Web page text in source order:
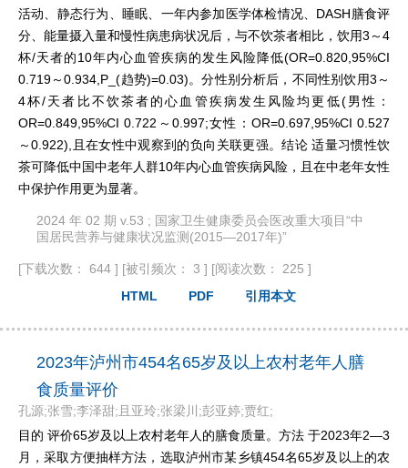
活动、静态行为、睡眠、一年内参加医学体检情况、DASH膳食评
分、能量摄入量和慢性病患病状况后，与不饮茶者相比，饮用3～4
杯/天者的10年内心血管疾病的发生风险降低(OR=0.820,95%CI
0.719～0.934,P_(趋势)=0.03)。分性别分析后，不同性别饮用3～
4杯/天者比不饮茶者的心血管疾病发生风险均更低(男性：
OR=0.849,95%CI 0.722～0.997;女性：OR=0.697,95%CI 0.527
～0.922),且在女性中观察到的负向关联更强。结论 适量习惯性饮
茶可降低中国中老年人群10年内心血管疾病风险，且在中老年女性
中保护作用更为显著。
2024 年 02 期 v.53 ; 国家卫生健康委员会医改重大项目“中
国居民营养与健康状况监测(2015—2017年)”
[下载次数： 644 ] [被引频次： 3 ] [阅读次数： 225 ]
HTML
PDF 引用本文
2023年泸州市454名65岁及以上农村老年人膳
食质量评价
孔源;张雪;李泽甜;且亚玲;张梁川;彭亚婷;贾红;
目的 评价65岁及以上农村老年人的膳食质量。方法 于2023年2—3
月，采取方便抽样方法，选取泸州市某乡镇454名65岁及以上的农